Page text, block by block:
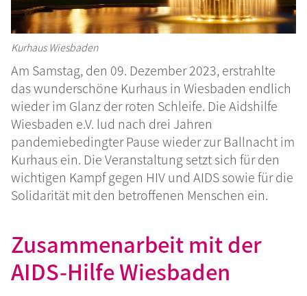
Kurhaus Wiesbaden
Am Samstag, den 09. Dezember 2023, erstrahlte
das wunderschöne Kurhaus in Wiesbaden endlich
wieder im Glanz der roten Schleife. Die Aidshilfe
Wiesbaden e.V. lud nach drei Jahren
pandemiebedingter Pause wieder zur Ballnacht im
Kurhaus ein. Die Veranstaltung setzt sich für den
wichtigen Kampf gegen HIV und AIDS sowie für die
Solidarität mit den betroffenen Menschen ein.
Zusammenarbeit mit der
AIDS-Hilfe Wiesbaden